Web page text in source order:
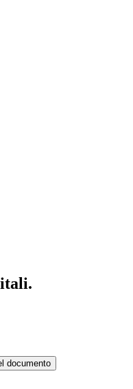
documento